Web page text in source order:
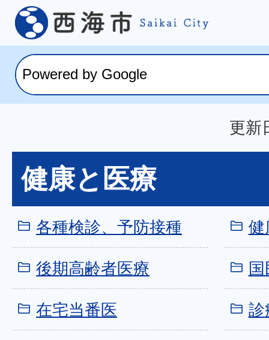
更新
健康と医療
各種検診、予防接種 健
後期高齢者医療
在宅当番医 診